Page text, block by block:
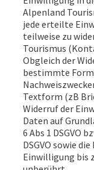
Alpenland
jede erteilte
teilweise zu
Tourismus
Obgleich der
bestimmte
Textform (zB
Widerruf der
Daten auf
6 Abs 1 DSGVO
DSGVO sowie
Einwilligung bis